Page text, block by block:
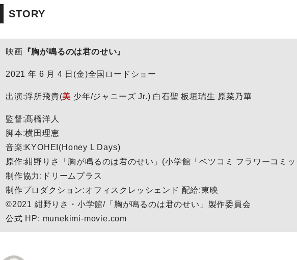
STORY
映画 『胸が鳴るのは君のせい』
2021 年 6 月 4 日(金)全国ロードショー
出演:浮所飛貴(美 少年/ジャニーズ Jr.) 白石聖 板垣瑞生 原菜乃華
監督:髙橋洋人
脚本:横田理恵
音楽:KYOHEI(Honey L Days)
原作:紺野りさ「胸が鳴るのは君のせい」(小学館「ベツコミ フラワーコミ
制作協力:ドリームプラス
制作プロダクション:オフィスクレッシェンド 配給:東映
©2021 紺野りさ・小学館/「胸が鳴るのは君のせい」製作委員会
公式 HP: munekimi-movie.com